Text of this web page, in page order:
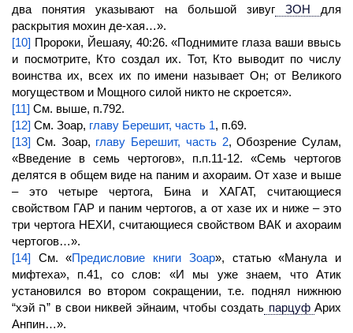
два понятия указывают на большой зивуг ЗОН для
раскрытия мохин де-хая…».
[10] Пророки, Йешаяу, 40:26. «Поднимите глаза ваши ввысь
и посмотрите, Кто создал их. Тот, Кто выводит по числу
воинства их, всех их по имени называет Он; от Великого
могуществом и Мощного силой никто не скроется».
[11] См. выше, п.792.
[12] См. Зоар, главу Берешит, часть 1, п.69.
[13] См. Зоар, главу Берешит, часть 2, Обозрение Сулам,
«Введение в семь чертогов», п.п.11-12. «Семь чертогов
делятся в общем виде на паним и ахораим. От хазе и выше
– это четыре чертога, Бина и ХАГАТ, считающиеся
свойством ГАР и паним чертогов, а от хазе их и ниже – это
три чертога НЕХИ, считающиеся свойством ВАК и ахораим
чертогов…».
[14] См. «Предисловие книги Зоар», статью «Манула и
мифтеха», п.41, со слов: «И мы уже знаем, что Атик
установился во втором сокращении, т.е. поднял нижнюю
“хэй ה” в свои никвей эйнаим, чтобы создать парцуфАрих
Анпин…».